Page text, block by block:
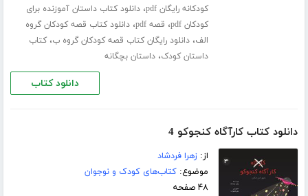
کودکانه رایگان pdf
،دانلود کتاب داستان آموزنده برای
کودکان pdf
، قصه pdf ،دانلود کتاب قصه کودکان گروه
الف،دانلود رایگان کتاب قصه کودکان گروه ب،کتاب
داستان کودک،داستان بچگانه
دانلود کتاب
دانلود کتاب کارآگاه کنجوکو 4
از:زهرا فردشاد
موضوع:کتاب‌های کودک و نوجوان
۴۸ صفحه